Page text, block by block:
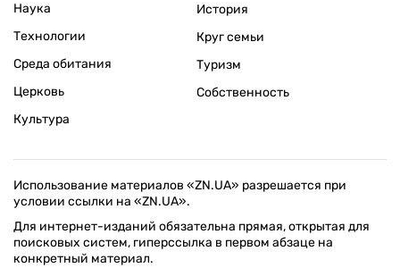
Наука
Технологии
Среда обитания
Церковь
Культура
История
Круг семьи
Туризм
Собственность
Использование материалов «ZN.UA» разрешается при
условии ссылки на «ZN.UA».
Для интернет-изданий обязательна прямая, открытая для
поисковых систем, гиперссылка в первом абзаце на
конкретный материал.